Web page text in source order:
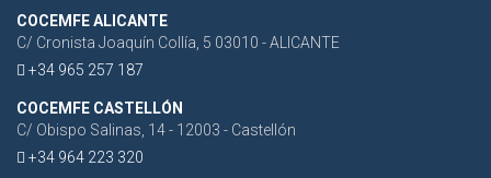
COCEMFE ALICANTE
C/ Cronista Joaquín Collía, 5 03010 - ALICANTE
+34 965 257 187
COCEMFE CASTELLÓN
C/ Obispo Salinas, 14 - 12003 - Castellón
+34 964 223 320